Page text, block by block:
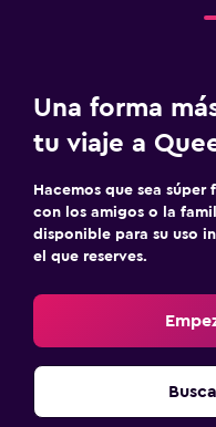
Lavandería
Lavandería
Aire libre
Escritorio
Una forma
tu viaje a
Hacemos que sea
con los amigos o la
disponible para su uso
el que reserves.